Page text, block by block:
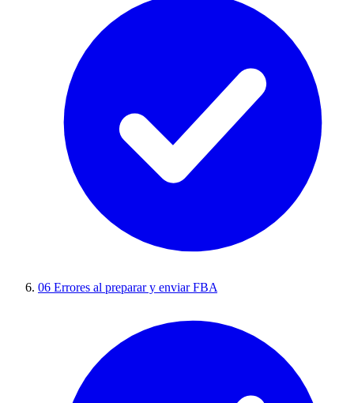
06 Errores al preparar y enviar FBA